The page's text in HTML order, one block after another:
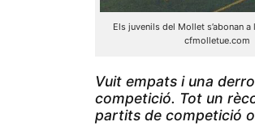
Els juvenils del Mollet s’abonan a
cfmolletue.com
Vuit empats i una
competició. Tot un
partits de competició